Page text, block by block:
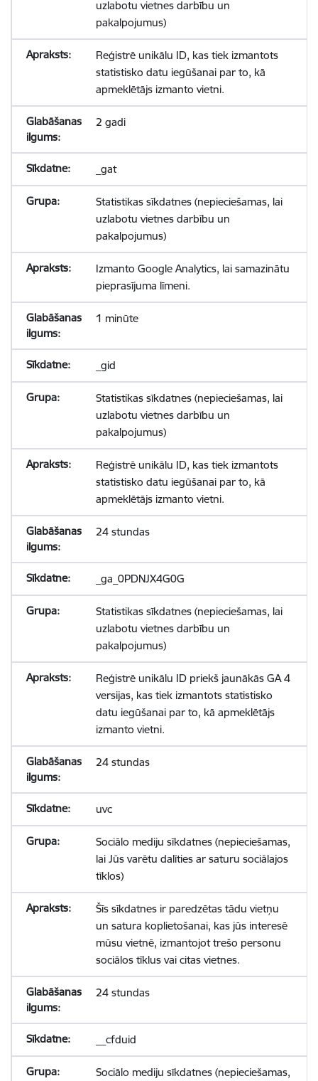
uzlabotu vietnes darbību un
pakalpojumus)
Reģistrē unikālu ID, kas tiek izmantots
statistisko datu iegūšanai par to, kā
apmeklētājs izmanto vietni.
2 gadi
_gat
Statistikas sīkdatnes (nepieciešamas, lai
uzlabotu vietnes darbību un
pakalpojumus)
Izmanto Google Analytics, lai samazinātu
pieprasījuma līmeni.
1 minūte
_gid
Statistikas sīkdatnes (nepieciešamas, lai
uzlabotu vietnes darbību un
pakalpojumus)
Reģistrē unikālu ID, kas tiek izmantots
statistisko datu iegūšanai par to, kā
apmeklētājs izmanto vietni.
24 stundas
_ga_0PDNJX4G0G
Statistikas sīkdatnes (nepieciešamas, lai
uzlabotu vietnes darbību un
pakalpojumus)
Reģistrē unikālu ID priekš jaunākās GA 4
versijas, kas tiek izmantots statistisko
datu iegūšanai par to, kā apmeklētājs
izmanto vietni.
24 stundas
uvc
Sociālo mediju sīkdatnes (nepieciešamas,
lai Jūs varētu dalīties ar saturu sociālajos
tīklos)
Šīs sīkdatnes ir paredzētas tādu vietņu
un satura koplietošanai, kas jūs interesē
mūsu vietnē, izmantojot trešo personu
sociālos tīklus vai citas vietnes.
24 stundas
__cfduid
Sociālo mediju sīkdatnes (nepieciešamas,